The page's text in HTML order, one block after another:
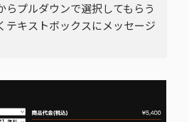
らプルダウンで選択してもらう
テキストボックスにメッセージ